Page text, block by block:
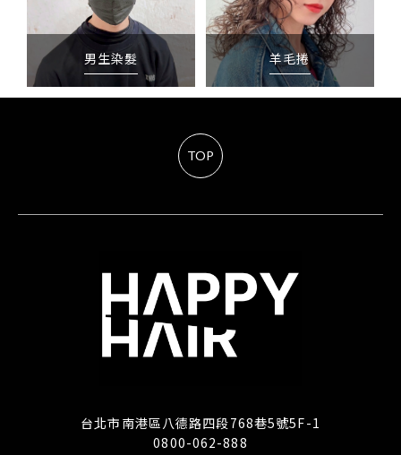
男生染髮 羊毛捲
TOP
台北市南港區八德路四段768巷5號5F-1
0800-062-888